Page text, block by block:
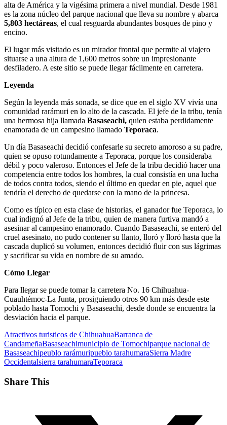
alta de América y la vigésima primera a nivel mundial. Desde 1981
es la zona núcleo del parque nacional que lleva su nombre y abarca
5,803 hectáreas, el cual resguarda abundantes bosques de pino y
encino.
El lugar más visitado es un mirador frontal que permite al viajero
situarse a una altura de 1,600 metros sobre un impresionante
desfiladero. A este sitio se puede llegar fácilmente en carretera.
Leyenda
Según la leyenda más sonada, se dice que en el siglo XV vivía una
comunidad rarámuri en lo alto de la cascada. El jefe de la tribu, tenía
una hermosa hija llamada Basaseachi, quien estaba perdidamente
enamorada de un campesino llamado Teporaca.
Un día Basaseachi decidió confesarle su secreto amoroso a su padre,
quien se opuso rotundamente a Teporaca, porque los consideraba
débil y poco valeroso. Entonces el Jefe de la tribu decidió hacer una
competencia entre todos los hombres, la cual consistía en una lucha
de todos contra todos, siendo el último en quedar en pie, aquel que
tendría el derecho de quedarse con la mano de la princesa.
Como es típico en esta clase de historias, el ganador fue Teporaca, lo
cual indignó al Jefe de la tribu, quien de manera furtiva mandó a
asesinar al campesino enamorado. Cuando Basaseachi, se enteró del
cruel asesinato, no pudo contener su llanto, lloró y lloró hasta que la
cascada duplicó su volumen, entonces decidió fluir con sus lágrimas
y sacrificar su vida en nombre de su amado.
Cómo Llegar
Para llegar se puede tomar la carretera No. 16 Chihuahua-
Cuauhtémoc-La Junta, prosiguiendo otros 90 km más desde este
poblado hasta Tomochi y Basaseachi, desde donde se encuentra la
desviación hacia el parque.
Atractivos turisticos de ChihuahuaBarranca de
CandameñaBasaseachimunicipio de Tomochiparque nacional de
Basaseachipeublo rarámuripueblo tarahumaraSierra Madre
Occidentalsierra tarahumaraTeporaca
Share This